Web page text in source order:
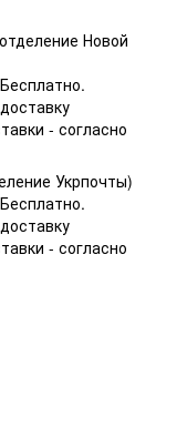
Новой
- согласно
Укрпочты)
- согласно